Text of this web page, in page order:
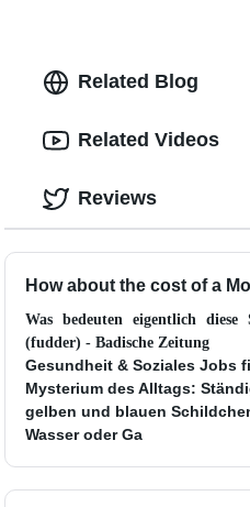
Related Blog
How about the cost of a
Was bedeuten eigentlich
(fudder) - Badische Zeitung
Gesundheit & Soziales Jobs
Mysterium des Alltags:
gelben und blauen
Wasser oder Ga
Related Videos
Reviews